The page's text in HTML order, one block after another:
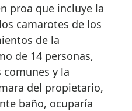
proa que incluye la
camarotes de los
de la
de 14 personas,
comunes y la
del propietario,
baño, ocuparía